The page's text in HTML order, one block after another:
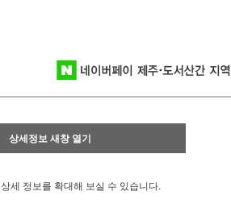
상세정보 새창 열기
상세 정보를 확대해 보실 수 있습니다.